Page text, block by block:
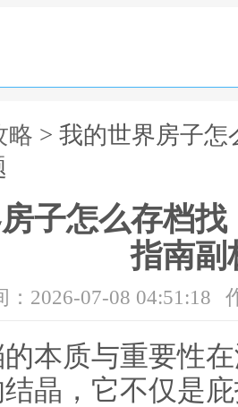
略 > 我的世界房子
子怎么存档
指南副
：2026-07-08 04:51:18
本质与重要性
晶，它不仅是